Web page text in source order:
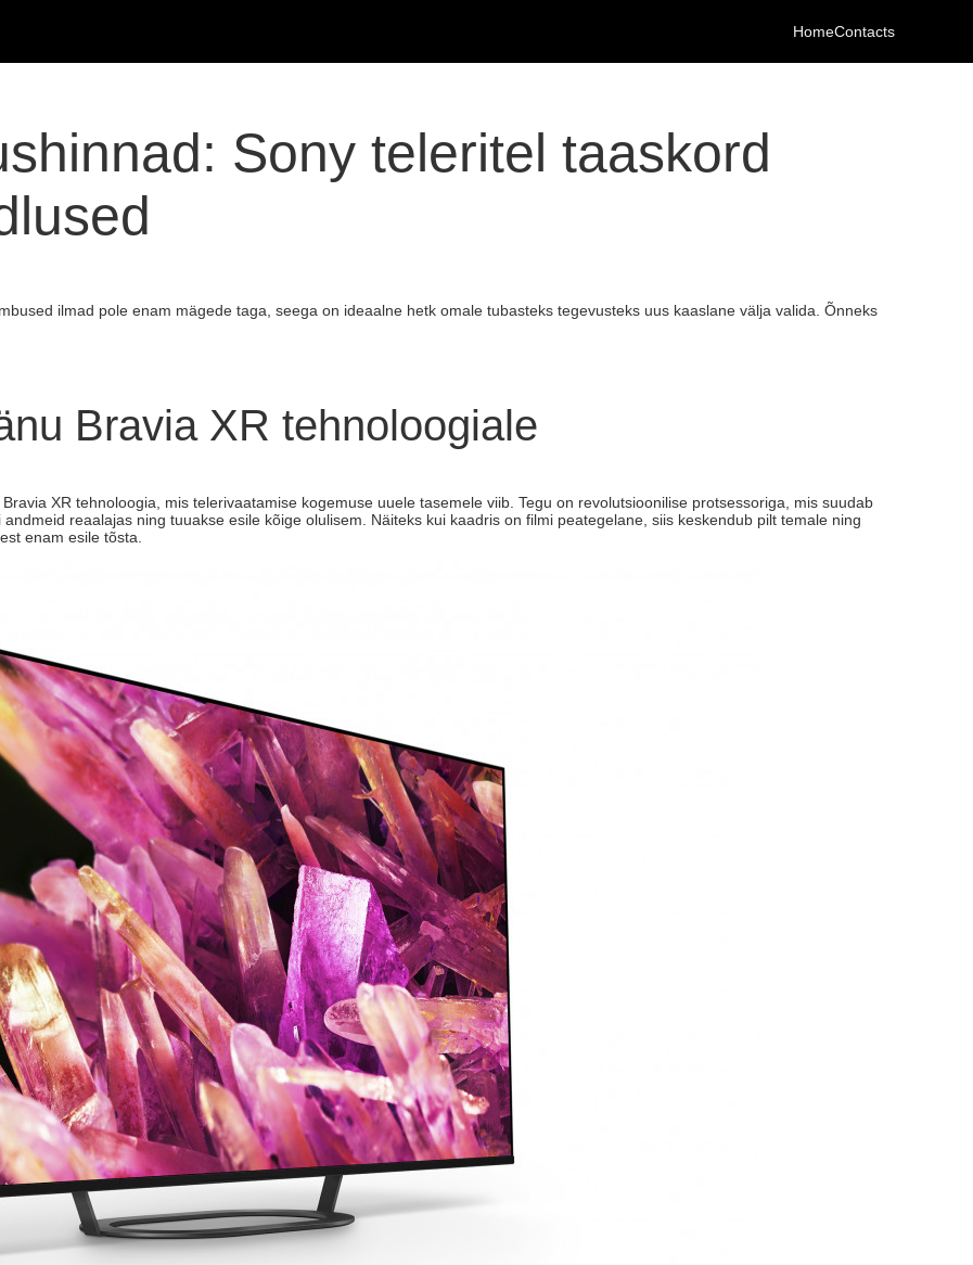
HomeContacts
Sony teleritel taaskord
ilmad pole enam mägede taga, seega on ideaalne hetk omale tubasteks tegevusteks uus kaaslane välja valida. Õnneks
Bravia XR tehnoloogiale
XR tehnoloogia, mis telerivaatamise kogemuse uuele tasemele viib. Tegu on revolutsioonilise protsessoriga, mis suudab
reaalajas ning tuuakse esile kõige olulisem. Näiteks kui kaadris on filmi peategelane, siis keskendub pilt temale ning
enam esile tõsta.